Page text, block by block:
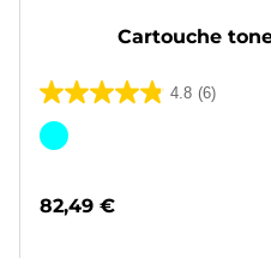
Cartouche
4.8 (6)
4.8
sur
6
Cartouche
82,49 €